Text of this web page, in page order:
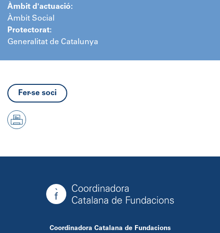
Àmbit d'actuació:
Àmbit Social
Protectorat:
Generalitat de Catalunya
Fer-se soci
Coordinadora Catalana de Fundacions